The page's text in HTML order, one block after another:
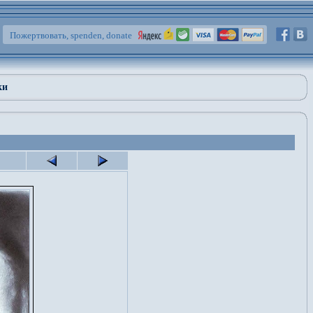
Пожертвовать, spenden, donate